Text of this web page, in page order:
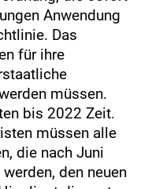
Anwendung
Das
für ihre
müssen.
bis 2022 Zeit.
müssen alle
die nach Juni
den neuen